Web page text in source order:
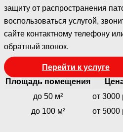
защиту от распространения
воспользоваться услугой,
сайте контактному телефону
обратный звонок.
Перейти к услуге
Площадь помещения
до 50 м²
от 3000
до 100 м²
от 5000